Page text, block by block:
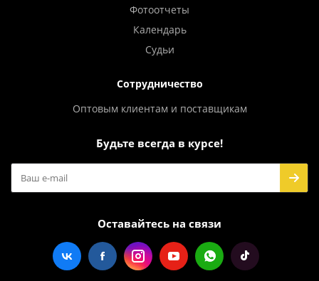
Фотоотчеты
Календарь
Судьи
Сотрудничество
Оптовым клиентам и поставщикам
Будьте всегда в курсе!
Оставайтесь на связи